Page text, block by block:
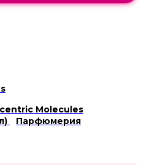
Molecules
Парфюмерия